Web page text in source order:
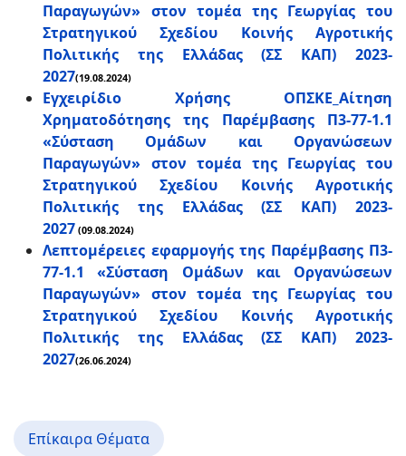
Παραγωγών» στον τομέα της Γεωργίας του
Στρατηγικού Σχεδίου Κοινής Αγροτικής
Πολιτικής της Ελλάδας (ΣΣ ΚΑΠ) 2023-
2027(19.08.2024)
Εγχειρίδιο Χρήσης ΟΠΣΚΕ_Αίτηση
Χρηματοδότησης της Παρέμβασης Π3-77-1.1
«Σύσταση Ομάδων και Οργανώσεων
Παραγωγών» στον τομέα της Γεωργίας του
Στρατηγικού Σχεδίου Κοινής Αγροτικής
Πολιτικής της Ελλάδας (ΣΣ ΚΑΠ) 2023-
2027 (09.08.2024)
Λεπτομέρειες εφαρμογής της Παρέμβασης Π3-
77-1.1 «Σύσταση Ομάδων και Οργανώσεων
Παραγωγών» στον τομέα της Γεωργίας του
Στρατηγικού Σχεδίου Κοινής Αγροτικής
Πολιτικής της Ελλάδας (ΣΣ ΚΑΠ) 2023-
2027(26.06.2024)
Επίκαιρα Θέματα